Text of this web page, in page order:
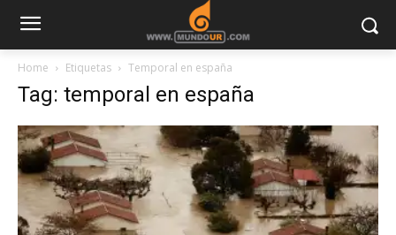
Home Etiquetas Temporal en españa
Tag: temporal en españa